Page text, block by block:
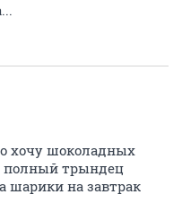
хочу шоколадных
полный трындец
шарики на завтрак